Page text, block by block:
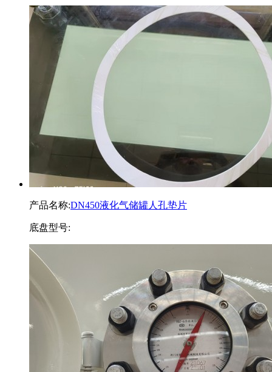
产品名称:DN450液化气储罐人孔垫片
底盘型号: